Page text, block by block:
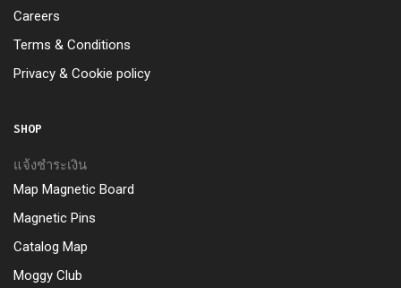
Careers
Terms & Conditions
Privacy & Cookie policy
SHOP
แจ้งชำระเงิน
Map Magnetic Board
Magnetic Pins
Catalog Map
Moggy Club